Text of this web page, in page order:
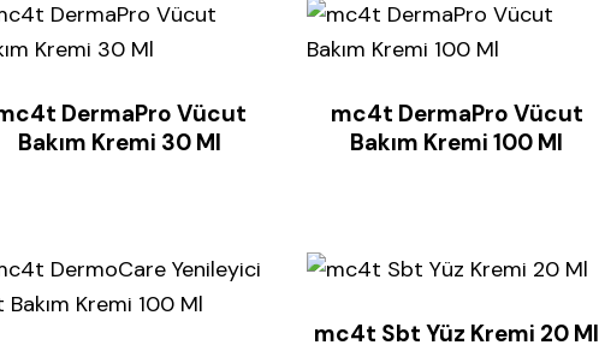
DermaPro Vücut
Bakım Kremi 30 Ml
mc4t DermaPro Vücut
Bakım Kremi 100 Ml
mc4t Sbt Yüz Kremi 20 Ml